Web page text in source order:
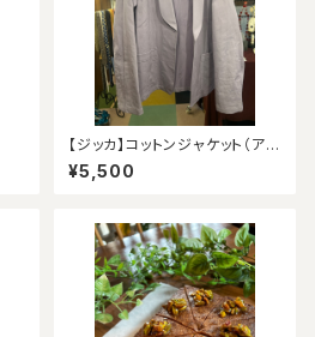
【ジッカ】コットンジャケット（アウ
トレット）
¥5,500